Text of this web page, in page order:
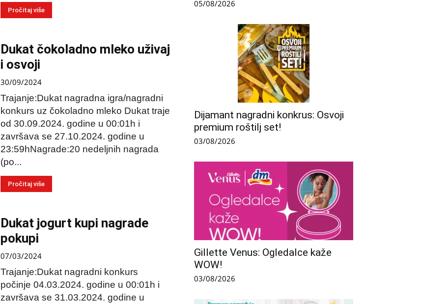
Pročitaj više
Dukat čokoladno mleko uživaj
i osvoji
30/09/2024
Trajanje:Dukat nagradna igra/nagradni
konkurs uz čokoladno mleko Dukat traje
od 30.09.2024. godine u 00:01h i
završava se 27.10.2024. godine u
23:59hNagrade:20 nedeljnih nagrada
(po...
Pročitaj više
Dukat jogurt kupi nagrade
pokupi
07/03/2024
Trajanje:Dukat nagradni konkurs
počinje 04.03.2024. godine u 00:01h i
završava se 31.03.2024. godine u
05/08/2026
Dijamant nagradni konkrus: Osvoji
premium roštilj set!
03/08/2026
Gillette Venus: Ogledalce kaže
WOW!
03/08/2026